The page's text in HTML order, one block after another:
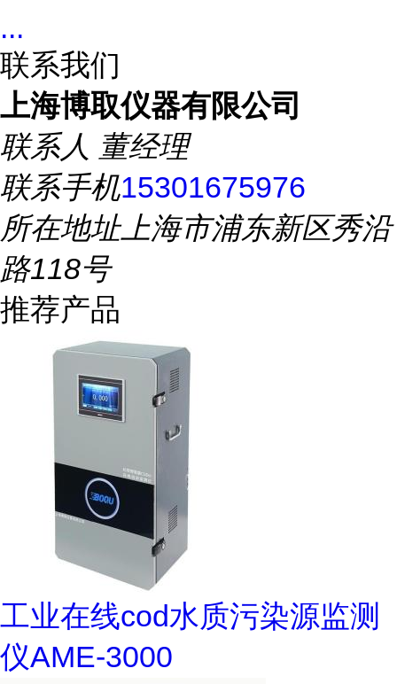
...
联系我们
上海博取仪器有限公司
联系人 董经理
联系手机15301675976
所在地址上海市浦东新区秀沿
路118号
推荐产品
工业在线cod水质污染源监测
仪AME-3000